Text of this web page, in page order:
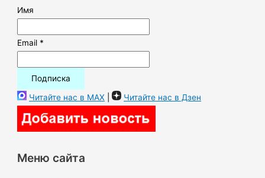
Имя
Email *
Читайте нас в MAX | Читайте нас в Дзен
Меню сайта